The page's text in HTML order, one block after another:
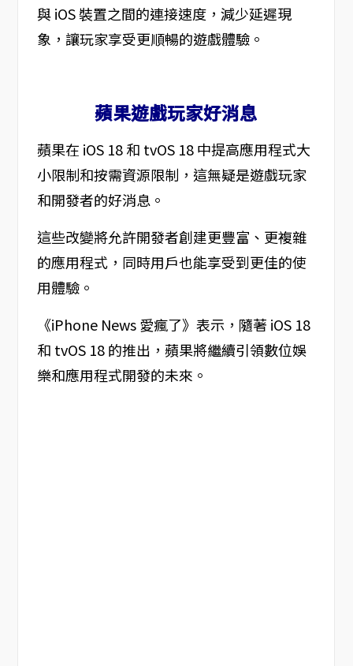
與 iOS 裝置之間的連接速度，減少延遲現
象，讓玩家享受更順暢的遊戲體驗。
蘋果遊戲玩家好消息
蘋果在 iOS 18 和 tvOS 18 中提高應用程式大
小限制和按需資源限制，這無疑是遊戲玩家
和開發者的好消息。
這些改變將允許開發者創建更豐富、更複雜
的應用程式，同時用戶也能享受到更佳的使
用體驗。
《iPhone News 愛瘋了》表示，隨著 iOS 18
和 tvOS 18 的推出，蘋果將繼續引領數位娛
樂和應用程式開發的未來。